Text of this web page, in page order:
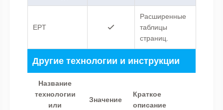
EPT
Расширенные
таблицы
страниц.
Другие технологии и инструкции
Название
технологии
или
Значение
Краткое
описание